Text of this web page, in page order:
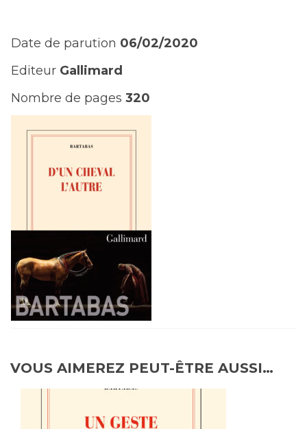
Date de parution 06/02/2020
Editeur Gallimard
Nombre de pages 320
VOUS AIMEREZ PEUT-ÊTRE AUSSI…